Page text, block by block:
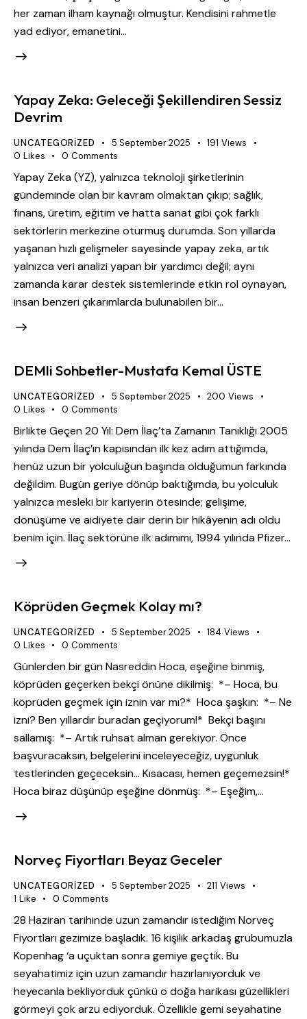
her zaman ilham kaynağı olmuştur. Kendisini rahmetle
yad ediyor, emanetini…
Yapay Zeka: Geleceği Şekillendiren Sessiz
Devrim
UNCATEGORIZED 5 September 2025 191 Views
0 Likes 0 Comments
Yapay Zeka (YZ), yalnızca teknoloji şirketlerinin
gündeminde olan bir kavram olmaktan çıkıp; sağlık,
finans, üretim, eğitim ve hatta sanat gibi çok farklı
sektörlerin merkezine oturmuş durumda. Son yıllarda
yaşanan hızlı gelişmeler sayesinde yapay zeka, artık
yalnızca veri analizi yapan bir yardımcı değil; aynı
zamanda karar destek sistemlerinde etkin rol oynayan,
insan benzeri çıkarımlarda bulunabilen bir…
DEMli Sohbetler-Mustafa Kemal ÜSTE
UNCATEGORIZED 5 September 2025 200 Views
0 Likes 0 Comments
Birlikte Geçen 20 Yıl: Dem İlaç’ta Zamanın Tanıklığı 2005
yılında Dem İlaç’ın kapısından ilk kez adım attığımda,
henüz uzun bir yolculuğun başında olduğumun farkında
değildim. Bugün geriye dönüp baktığımda, bu yolculuk
yalnızca mesleki bir kariyerin ötesinde; gelişime,
dönüşüme ve aidiyete dair derin bir hikâyenin adı oldu
benim için. İlaç sektörüne ilk adımımı, 1994 yılında Pfizer…
Köprüden Geçmek Kolay mı?
UNCATEGORIZED 5 September 2025 184 Views
0 Likes 0 Comments
Günlerden bir gün Nasreddin Hoca, eşeğine binmiş,
köprüden geçerken bekçi önüne dikilmiş: *– Hoca, bu
köprüden geçmek için iznin var mı?* Hoca şaşkın: *– Ne
izni? Ben yıllardır buradan geçiyorum!* Bekçi başını
sallamış: *– Artık ruhsat alman gerekiyor. Önce
başvuracaksın, belgelerini inceleyeceğiz, uygunluk
testlerinden geçeceksin… Kısacası, hemen geçemezsin!*
Hoca biraz düşünüp eşeğine dönmüş: *– Eşeğim,…
Norveç Fiyortları Beyaz Geceler
UNCATEGORIZED 5 September 2025 211 Views
1 Like 0 Comments
28 Haziran tarihinde uzun zamandır istediğim Norveç
Fiyortları gezimize başladık. 16 kişilik arkadaş grubumuzla
Kopenhag ‘a uçuktan sonra gemiye geçtik. Bu
seyahatimiz için uzun zamandır hazırlanıyorduk ve
heyecanla bekliyorduk çünkü o doğa harikası güzellikleri
görmeyi çok arzu ediyorduk. Özellikle gemi seyahatine